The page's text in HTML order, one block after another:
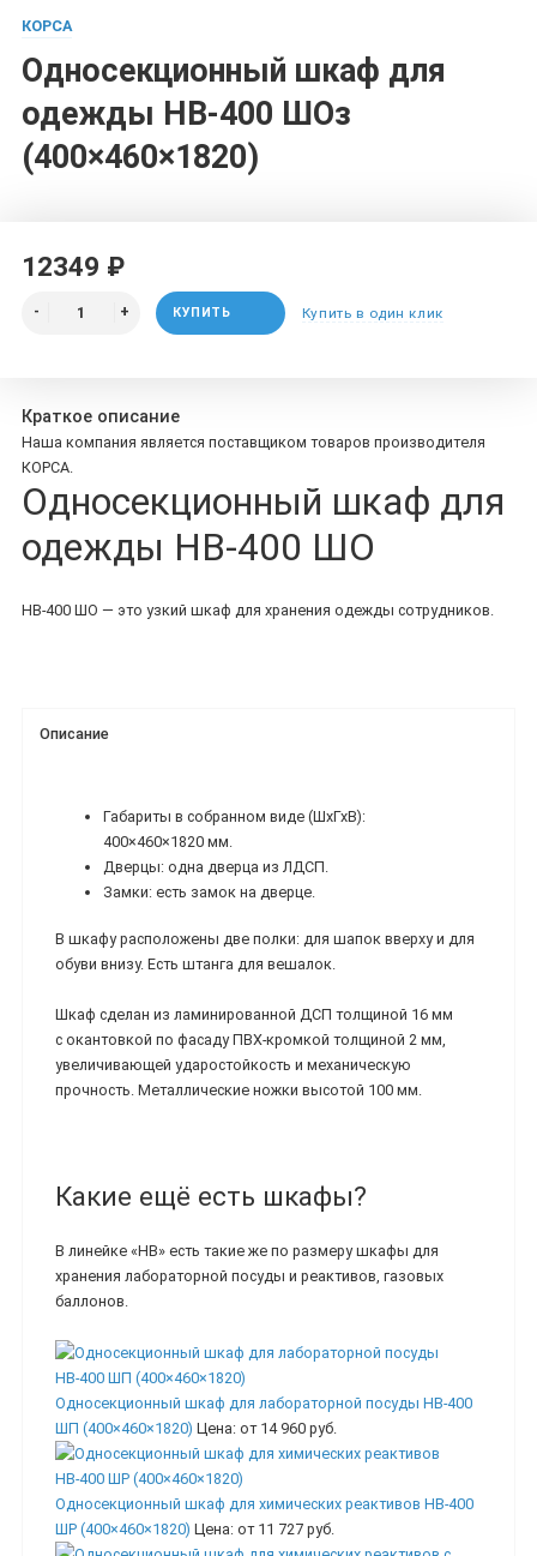
КОРСА
Односекционный шкаф для
одежды НВ-400 ШОз
(400×460×1820)
12349 ₽
КУПИТЬ Купить в один клик
Краткое описание
Наша компания является поставщиком товаров производителя
КОРСА.
Односекционный шкаф для
одежды НВ-400 ШО
НВ-400 ШО — это узкий шкаф для хранения одежды сотрудников.
Описание
Габариты в собранном виде (ШхГхВ):
400×460×1820 мм.
Дверцы: одна дверца из ЛДСП.
Замки: есть замок на дверце.
В шкафу расположены две полки: для шапок вверху и для
обуви внизу. Есть штанга для вешалок.
Шкаф сделан из ламинированной ДСП толщиной 16 мм
с окантовкой по фасаду ПВХ-кромкой толщиной 2 мм,
увеличивающей ударостойкость и механическую
прочность. Металлические ножки высотой 100 мм.
Какие ещё есть шкафы?
В линейке «НВ» есть такие же по размеру шкафы для
хранения лабораторной посуды и реактивов, газовых
баллонов.
Односекционный шкаф для лабораторной посуды НВ-400
ШП (400×460×1820) Цена: от 14 960 руб.
Односекционный шкаф для химических реактивов НВ-400
ШР (400×460×1820) Цена: от 11 727 руб.